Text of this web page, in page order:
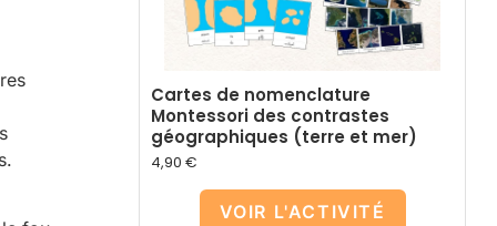
Cartes de nomenclature
Montessori des contrastes
géographiques (terre et mer)
4,90 €
VOIR L'ACTIVITÉ